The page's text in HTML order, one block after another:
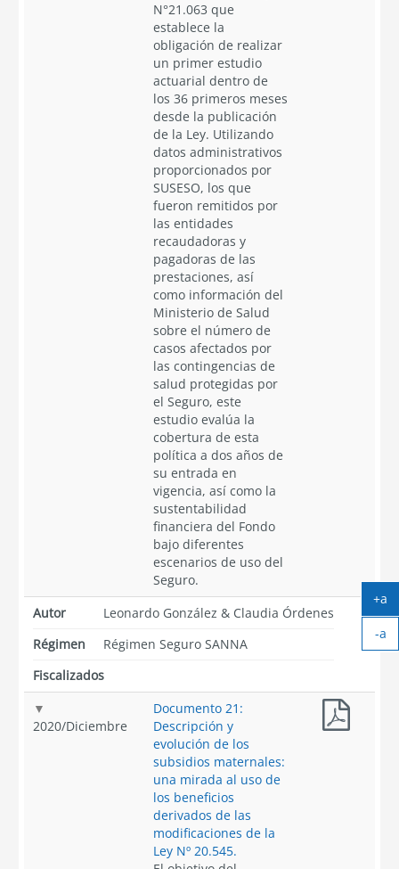
N°21.063 que
establece la
obligación de realizar
un primer estudio
actuarial dentro de
los 36 primeros meses
desde la publicación
de la Ley. Utilizando
datos administrativos
proporcionados por
SUSESO, los que
fueron remitidos por
las entidades
recaudadoras y
pagadoras de las
prestaciones, así
como información del
Ministerio de Salud
sobre el número de
casos afectados por
las contingencias de
salud protegidas por
el Seguro, este
estudio evalúa la
cobertura de esta
política a dos años de
su entrada en
vigencia, así como la
sustentabilidad
financiera del Fondo
bajo diferentes
escenarios de uso del
Seguro.
Autor
Leonardo González & Claudia Órdenes
Régimen
Régimen Seguro SANNA
Fiscalizados
2020/Diciembre
Documento 21:
Descripción y
evolución de los
subsidios maternales:
una mirada al uso de
los beneficios
derivados de las
modificaciones de la
Ley Nº 20.545.
+a
-a